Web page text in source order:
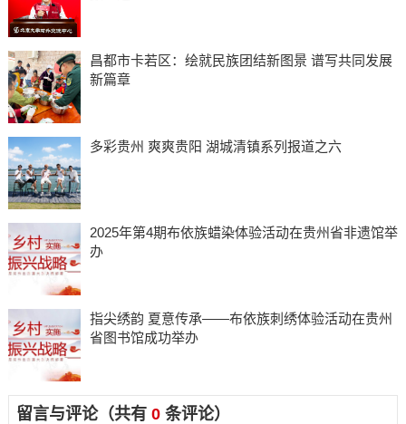
昌都市卡若区：绘就民族团结新图景 谱写共同发展
新篇章
多彩贵州 爽爽贵阳 湖城清镇系列报道之六
2025年第4期布依族蜡染体验活动在贵州省非遗馆举
办
指尖绣韵 夏意传承——布依族刺绣体验活动在贵州
省图书馆成功举办
留言与评论（共有 0条评论）